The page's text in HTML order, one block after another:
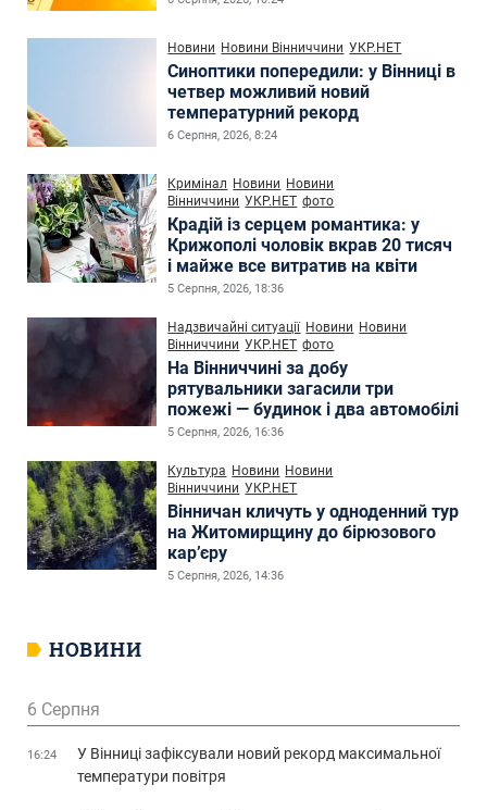
Новини Новини Вінниччини УКР.НЕТ
Синоптики попередили: у Вінниці в
четвер можливий новий
температурний рекорд
6 Серпня, 2026, 8:24
Кримінал Новини Новини
Вінниччини УКР.НЕТ фото
Крадій із серцем романтика: у
Крижополі чоловік вкрав 20 тисяч
і майже все витратив на квіти
5 Серпня, 2026, 18:36
Надзвичайні ситуації Новини Новини
Вінниччини УКР.НЕТ фото
На Вінниччині за добу
рятувальники загасили три
пожежі — будинок і два автомобілі
5 Серпня, 2026, 16:36
Культура Новини Новини
Вінниччини УКР.НЕТ
Вінничан кличуть у одноденний тур
на Житомирщину до бірюзового
кар’єру
5 Серпня, 2026, 14:36
НОВИНИ
6 Серпня
16:24
У Вінниці зафіксували новий рекорд максимальної
температури повітря